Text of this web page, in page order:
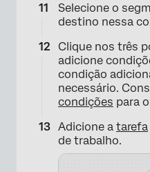
Selecione o
destino nessa
Clique nos três
adicione
condição
necessário.
condições para
Adicione a tarefa
de trabalho.